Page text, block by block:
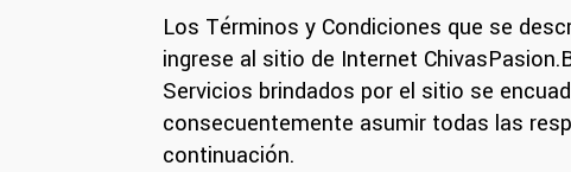
Los Términos y Condiciones que se
ingrese al sitio de Internet
Servicios brindados por el sitio se
consecuentemente asumir todas las
continuación.